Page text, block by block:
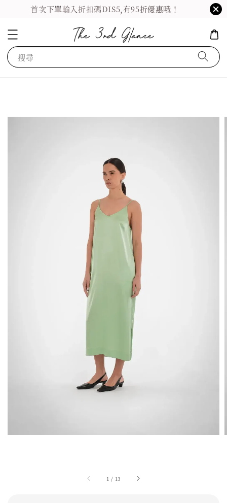
首次下單輸入折扣碼DIS5,有95折優惠哦！
搜尋
1 / 13